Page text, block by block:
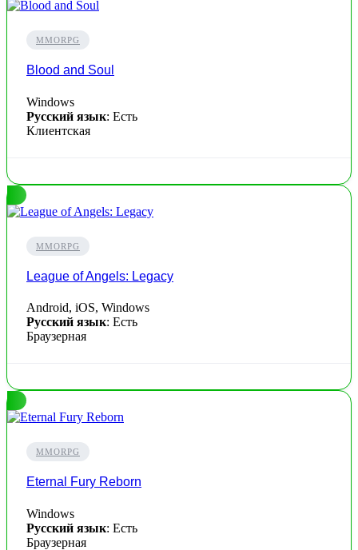
MMORPG
Blood and Soul
Windows
Русский язык: Есть
Клиентская
MMORPG
League of Angels: Legacy
Android, iOS, Windows
Русский язык: Есть
Браузерная
MMORPG
Eternal Fury Reborn
Windows
Русский язык: Есть
Браузерная